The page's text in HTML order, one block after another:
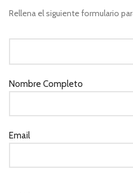
Rellena el siguiente formulario
Nombre Completo
Email